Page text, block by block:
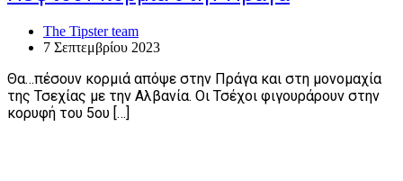
The Tipster team
7 Σεπτεμβρίου 2023
Θα…πέσουν κορμιά απόψε στην Πράγα και στη μονομαχία
της Τσεχίας με την Αλβανία. Οι Τσέχοι φιγουράρουν στην
κορυφή του 5ου […]